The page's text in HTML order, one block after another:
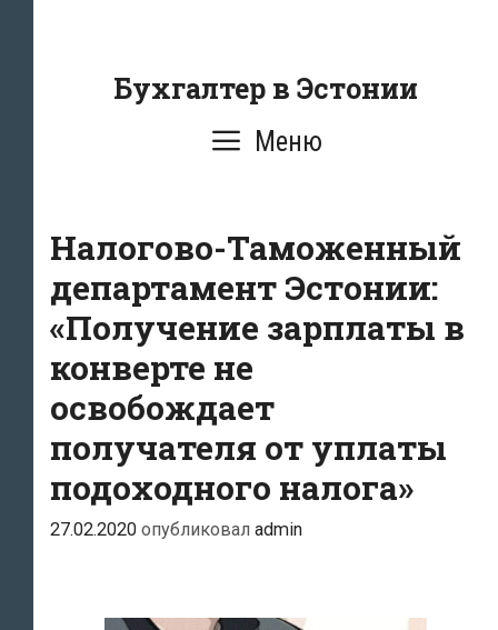
содержаниюБухгалтер в Эстонии
Меню
Налогово-Таможенный
департамент Эстонии:
«Получение зарплаты в
конверте не
освобождает
получателя от уплаты
подоходного налога»
27.02.2020 опубликовал admin